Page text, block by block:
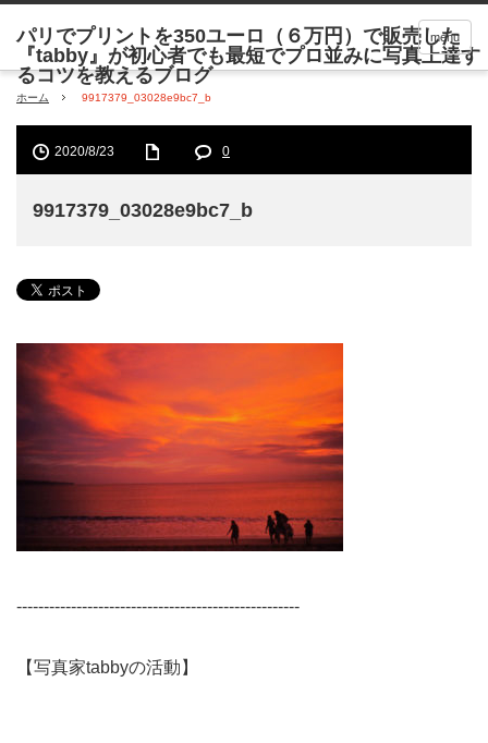
menu
ホーム 9917379_03028e9bc7_b
2020/8/23 0
9917379_03028e9bc7_b
----------------------------------------------------
【写真家tabbyの活動】